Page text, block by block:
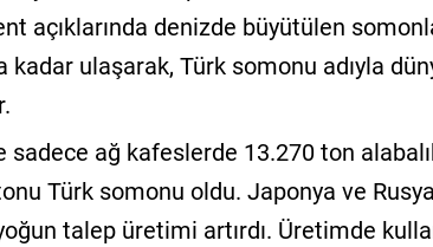
açıklarında denizde büyütülen
kadar ulaşarak, Türk somonu adıyla
sadece ağ kafeslerde 13.270 ton
Türk somonu oldu. Japonya ve
talep üretimi artırdı. Üretimde